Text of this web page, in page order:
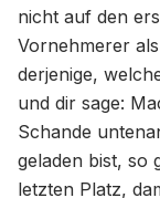
nicht auf den
Vornehmerer
derjenige,
und dir sage:
Schande
geladen bist, so
letzten Platz,